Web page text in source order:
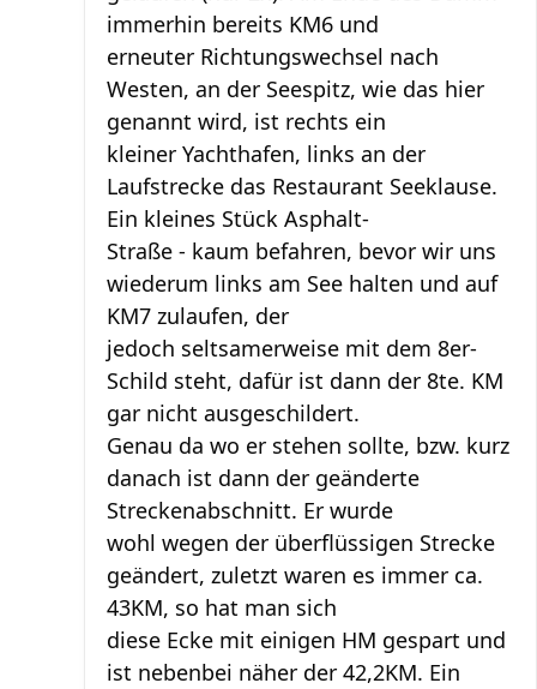
immerhin bereits KM6 und
erneuter Richtungswechsel nach
Westen, an der Seespitz, wie das hier
genannt wird, ist rechts ein
kleiner Yachthafen, links an der
Laufstrecke das Restaurant Seeklause.
Ein kleines Stück Asphalt-
Straße - kaum befahren, bevor wir uns
wiederum links am See halten und auf
KM7 zulaufen, der
jedoch seltsamerweise mit dem 8er-
Schild steht, dafür ist dann der 8te. KM
gar nicht ausgeschildert.
Genau da wo er stehen sollte, bzw. kurz
danach ist dann der geänderte
Streckenabschnitt. Er wurde
wohl wegen der überflüssigen Strecke
geändert, zuletzt waren es immer ca.
43KM, so hat man sich
diese Ecke mit einigen HM gespart und
ist nebenbei näher der 42,2KM. Ein